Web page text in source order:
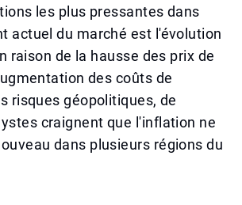
les plus pressantes dans
actuel du marché est l'évolution
raison de la hausse des prix de
des coûts de
risques géopolitiques, de
craignent que l'inflation ne
dans plusieurs régions du